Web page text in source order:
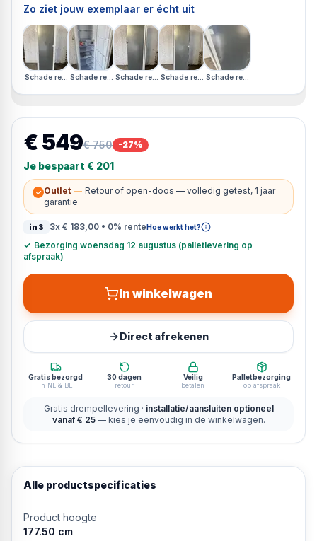
Zo ziet jouw exemplaar er écht uit
Schade rechterzijkantSchade rechterzijkantSchade rechterzijkantSchade rechterzijkantSchade rechterzijkant
€ 549€ 750 -27%
Je bespaart € 201
✓ Outlet — Retour of open-doos — volledig getest, 1 jaar
garantie
in3 3x € 183,00• 0% renteHoe werkt het?
✓ Bezorging woensdag 12 augustus (palletlevering op
afspraak)
In winkelwagen
Direct afrekenen
Gratis bezorgd
in NL & BE
30 dagen
retour
Veilig
betalen
Palletbezorging
op afspraak
Gratis drempellevering · installatie/aansluiten optioneel
vanaf € 25 — kies je eenvoudig in de winkelwagen.
Alle productspecificaties
Product hoogte
177.50 cm